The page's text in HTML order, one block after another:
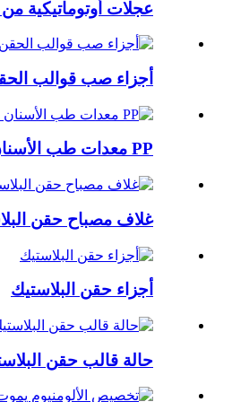
عجلات أوتوماتيكية
أجزاء صب قوالب
PP معدات طب الأسنان لامعة الإسكان البلاستيك
غلاف مصباح حقن
أجزاء حقن البلاستيك
حالة قالب حقن